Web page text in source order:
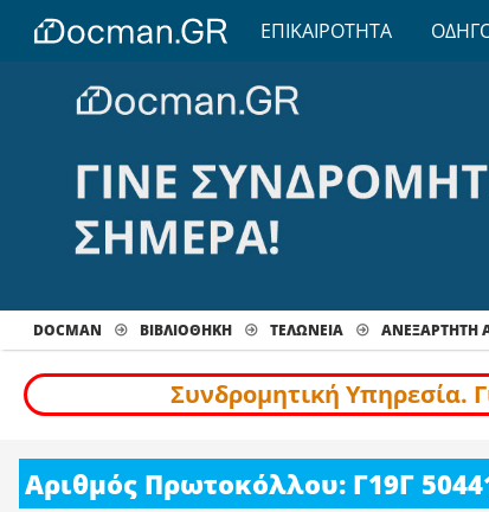
ΕΠΙΚΑΙΡΟΤΗΤΑ
DOCMAN ΒΙΒΛΙΟΘΗΚΗ ΤΕΛΩΝΕΙΑ ΑΝΕΞΑΡΤΗΤΗ
Συνδρομητική Υπηρεσία.
Αριθμός Πρωτοκόλλου: Γ19Γ